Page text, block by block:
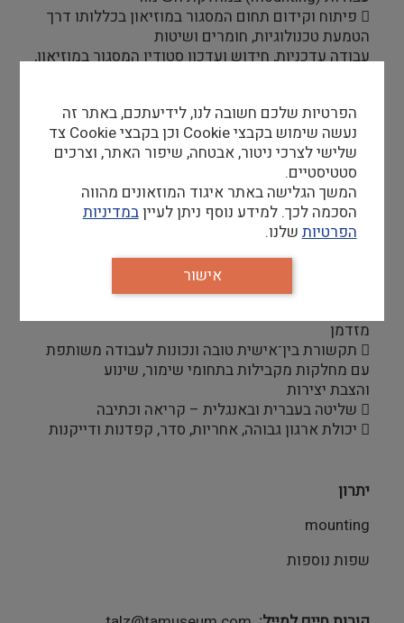
 פיתוח וקידום תחום המסגור במוזיאון בכללותו דרך
הטמעת טכנולוגיות, חומרים ושיטות
עבודה עדכניות, חידוש ועדכון סטודיו המסגור במוזיאון,
דרישות סף
 ניסיון מעשי משמעותי בתחום מסגור יצירות אמנות
יקרות ערך, הזהבה, צביעה
 יכולת תכנון והובלת פרויקטים בתחום המסגור, כולל
תקצוב, רכש, ניהול מלאים ועמידה בלוחות
מזדמן
 תקשורת בין־אישית טובה ונכונות לעבודה משותפת
עם מחלקות מקבילות בתחומי שימור, שינוע
והצבת יצירות
 שליטה בעברית ובאנגלית – קריאה וכתיבה
 יכולת ארגון גבוהה, אחריות, סדר, קפדנות ודייקנות
יתרון
mounting
שפות נוספות
הפרטיות שלכם חשובה לנו, לידיעתכם, באתר זה
נעשה שימוש בקבצי Cookie וכן בקבצי Cookie צד
שלישי לצרכי ניטור, אבטחה, שיפור האתר, וצרכים
סטטיסטיים.
המשך הגלישה באתר איגוד המוזאונים מהווה
הסכמה לכך. למידע נוסף ניתן לעייןבמדיניות
הפרטיותשלנו.
אישור